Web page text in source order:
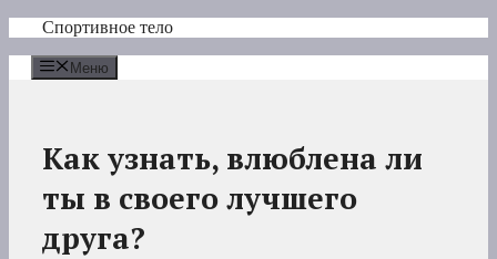
Перейти
содержимому
Спортивное тело
Меню
Как узнать, влюблена ли
ты в своего лучшего
друга?